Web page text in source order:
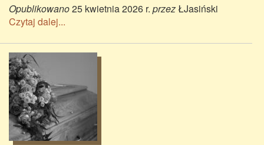
Opublikowano25 kwietnia 2026 r. przez ŁJasiński
Czytaj dalej...